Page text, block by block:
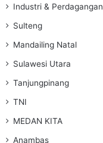
Industri & Perdagangan
Sulteng
Mandailing Natal
Sulawesi Utara
Tanjungpinang
TNI
MEDAN KITA
Anambas